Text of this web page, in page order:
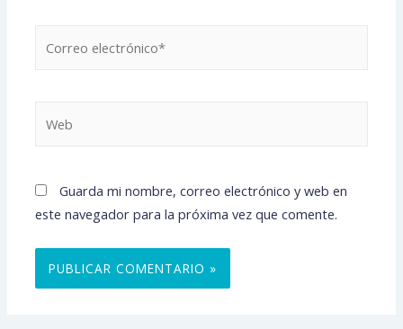
electrónico*
Guarda mi nombre, correo electrónico y web en
este navegador para la próxima vez que comente.